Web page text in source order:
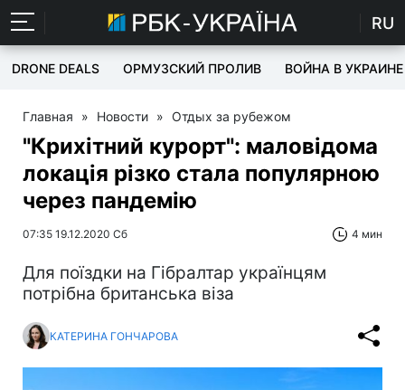
RU
DRONE DEALS ОРМУЗСКИЙ ПРОЛИВ ВОЙНА В УКРАИНЕ
Главная » Новости » Отдых за рубежом
"Крихітний курорт": маловідома
локація різко стала популярною
через пандемію
07:35 19.12.2020 Сб 4 мин
Для поїздки на Гібралтар українцям
потрібна британська віза
КАТЕРИНА ГОНЧАРОВА